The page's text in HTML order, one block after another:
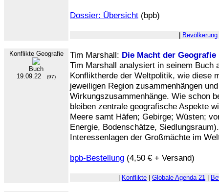
Dossier: Übersicht (bpb)
Bevölkerung
Konflikte Geografie
Buch
19.09.22
(97)
Tim Marshall: Die Macht der
Tim Marshall analysiert in seinem Buch
Konfliktherde der Weltpolitik, wie diese
jeweiligen Region zusammenhängen
Wirkungszusammenhänge. Wie schon
bleiben zentrale geografische Aspekte
Meere samt Häfen; Gebirge; Wüsten;
Energie, Bodenschätze,
Interessenlagen der Großmächte im
bpb-Bestellung (4,50 € + Versand)
Konflikte Globale Agenda 21